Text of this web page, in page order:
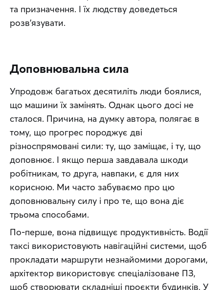
та призначення. І їх людству доведеться
розв’язувати.
Доповнювальна сила
Упродовж багатьох десятиліть люди боялися,
що машини їх замінять. Однак цього досі не
сталося. Причина, на думку автора, полягає в
тому, що прогрес породжує дві
різноспрямовані сили: ту, що заміщає, і ту, що
доповнює. І якщо перша завдавала шкоди
робітникам, то друга, навпаки, є для них
корисною. Ми часто забуваємо про цю
доповнювальну силу і про те, що вона діє
трьома способами.
По-перше, вона підвищує продуктивність. Водії
таксі використовують навігаційні системи, щоб
прокладати маршрути незнайомими дорогами,
архітектор використовує спеціалізоване ПЗ,
щоб створювати складніші проєкти будинків. У